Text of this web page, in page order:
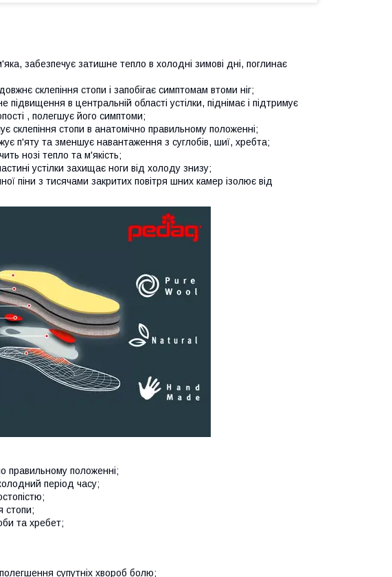
забезпечує затишне тепло в холодні зимові дні, поглинає
склепіння стопи і запобігає симптомам втоми ніг;
в центральній області устілки, піднімає і підтримує
, полегшує його симптоми;
склепіння стопи в анатомічно правильному положенні;
п'яту та зменшує навантаження з суглобів, шиї, хребта;
нозі тепло та м'якість;
устілки захищає ноги від холоду знизу;
піни з тисячами закритих повітря шних камер ізолює від
правильному положенні;
період часу;
стопи;
та хребет;
супутніх хвороб болю;